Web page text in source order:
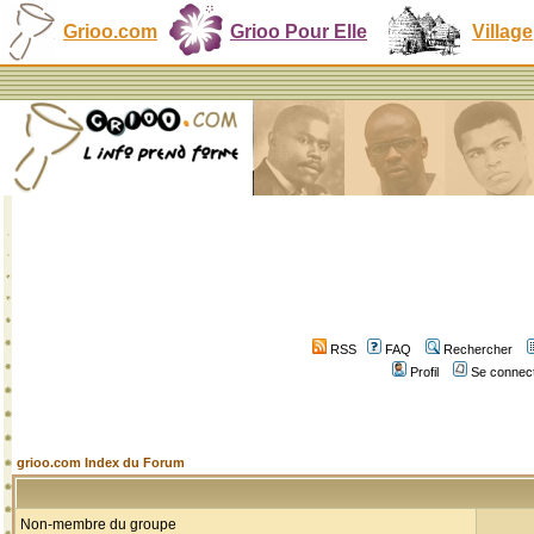
Grioo.com Grioo Pour Elle Village
RSS FAQ
Rechercher
Profil
Se
grioo.com Index du Forum
Non-membre du groupe